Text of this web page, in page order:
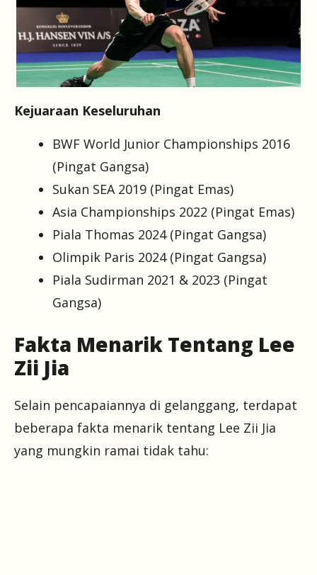
Kejuaraan Keseluruhan
BWF World Junior Championships 2016
(Pingat Gangsa)
Sukan SEA 2019 (Pingat Emas)
Asia Championships 2022 (Pingat Emas)
Piala Thomas 2024 (Pingat Gangsa)
Olimpik Paris 2024 (Pingat Gangsa)
Piala Sudirman 2021 & 2023 (Pingat
Gangsa)
Fakta Menarik Tentang Lee
Zii Jia
Selain pencapaiannya di gelanggang, terdapat
beberapa fakta menarik tentang Lee Zii Jia
yang mungkin ramai tidak tahu: